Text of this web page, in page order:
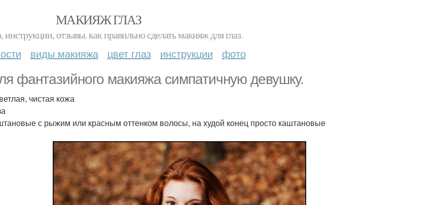
МАКИЯЖ ГЛАЗ
инструкции, отзывы. как правильно сделать макияж для глаз.
виды макияжа цвет глаз инструкции фото
фантазийного макияжа симпатичную девушку.
чистая кожа
с рыжим или красным оттенком волосы, на худой конец просто каштановые